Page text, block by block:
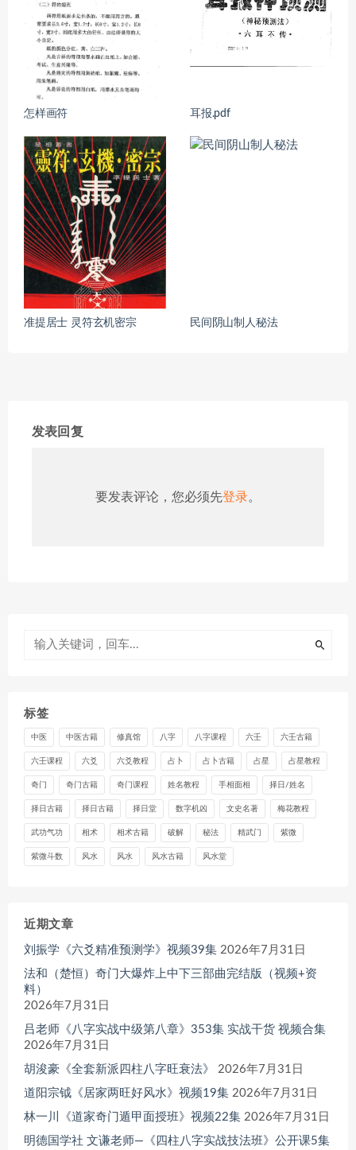
怎样画符 耳报.pdf
准提居士 灵符玄机密宗 民间阴山制人秘法
发表回复
要发表评论，您必须先登录。
标签
中医 中医古籍 修真馆 八字 八字课程 六壬 六壬古籍
六壬课程 六爻 六爻教程 占卜 占卜古籍 占星 占星教程
奇门 奇门古籍 奇门课程 姓名教程 手相面相 择日/姓名
择日古籍 择日古籍 择日堂 数字机凶 文史名著 梅花教程
武功气功 相术 相术古籍 破解 秘法 精武门 紫微
紫微斗数 风水 风水 风水古籍 风水堂
近期文章
刘振学《六爻精准预测学》视频39集 2026年7月31日
法和（楚恒）奇门大爆炸上中下三部曲完结版（视频+资
料）
2026年7月31日
吕老师《八字实战中级第八章》353集 实战干货 视频合集
2026年7月31日
胡浚豪《全套新派四柱八字旺衰法》
2026年7月31日
道阳宗钺《居家两旺好风水》视频19集 2026年7月31日
林一川《道家奇门遁甲面授班》视频22集 2026年7月31日
明德国学社 文谦老师—《四柱八字实战技法班》公开课5集